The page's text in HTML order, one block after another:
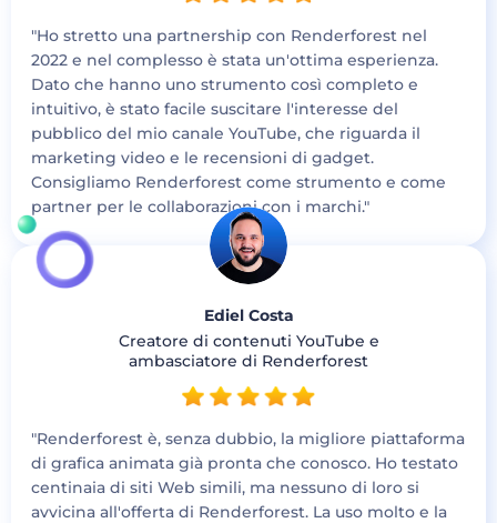
"Ho stretto una partnership con Renderforest nel
2022 e nel complesso è stata un'ottima esperienza.
Dato che hanno uno strumento così completo e
intuitivo, è stato facile suscitare l'interesse del
pubblico del mio canale YouTube, che riguarda il
marketing video e le recensioni di gadget.
Consigliamo Renderforest come strumento e come
partner per le collaborazioni con i marchi."
Ediel Costa
Creatore di contenuti YouTube e
ambasciatore di Renderforest
"Renderforest è, senza dubbio, la migliore piattaforma
di grafica animata già pronta che conosco. Ho testato
centinaia di siti Web simili, ma nessuno di loro si
avvicina all'offerta di Renderforest. La uso molto e la